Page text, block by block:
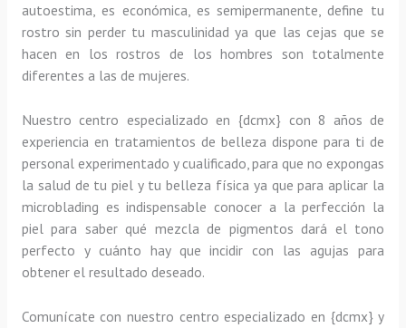
autoestima, es económica, es semipermanente, define tu
rostro sin perder tu masculinidad ya que las cejas que se
hacen en los rostros de los hombres son totalmente
diferentes a las de mujeres.
Nuestro centro especializado en {dcmx} con 8 años de
experiencia en tratamientos de belleza dispone para ti de
personal experimentado y cualificado, para que no expongas
la salud de tu piel y tu belleza física ya que para aplicar la
microblading es indispensable conocer a la perfección la
piel para saber qué mezcla de pigmentos dará el tono
perfecto y cuánto hay que incidir con las agujas para
obtener el resultado deseado.
Comunícate con nuestro centro especializado en {dcmx} y